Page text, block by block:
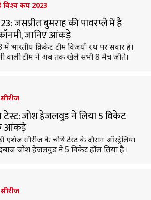
विश्व कप 2023
जसप्रीत बुमराह की पावरप्ले में है
जानिए आंकड़े
भारतीय क्रिकेट टीम विजयी रथ पर सवार है।
वाली टीम ने अब तक खेले सभी 8 मैच जीते।
टेस्ट: जोश हेजलवुड ने लिया 5 विकेट
आंकड़े
एशेज सीरीज के चौथे टेस्ट के दौरान ऑस्ट्रेलिया
जोश हेजलवुड ने 5 विकेट हॉल लिया है।